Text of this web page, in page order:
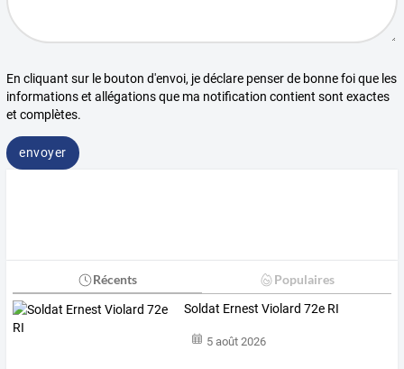
En cliquant sur le bouton d'envoi, je déclare penser de bonne foi que les
informations et allégations que ma notification contient sont exactes
et complètes.
envoyer
Récents Populaires
Soldat Ernest Violard 72e RI
5 août 2026